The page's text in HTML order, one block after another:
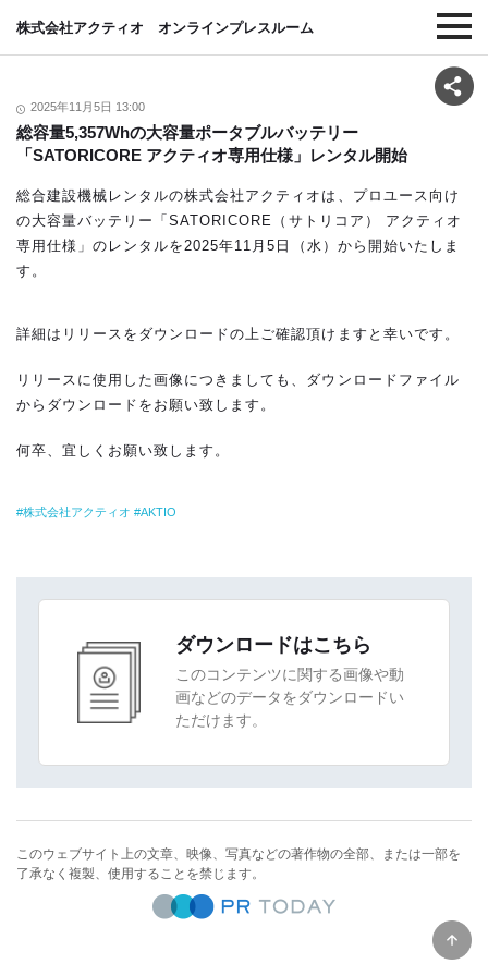
株式会社アクティオ オンラインプレスルーム
2025年11月5日 13:00
総容量5,357Whの大容量ポータブルバッテリー
「SATORICORE アクティオ専用仕様」レンタル開始
総合建設機械レンタルの株式会社アクティオは、プロユース向け
の大容量バッテリー「SATORICORE（サトリコア） アクティオ
専用仕様」のレンタルを2025年11月5日（水）から開始いたしま
す。
詳細はリリースをダウンロードの上ご確認頂けますと幸いです。
リリースに使用した画像につきましても、ダウンロードファイル
からダウンロードをお願い致します。
何卒、宜しくお願い致します。
株式会社アクティオ AKTIO
ダウンロードはこちら
このコンテンツに関する画像や動
画などのデータをダウンロードい
ただけます。
このウェブサイト上の文章、映像、写真などの著作物の全部、または一部を
了承なく複製、使用することを禁じます。